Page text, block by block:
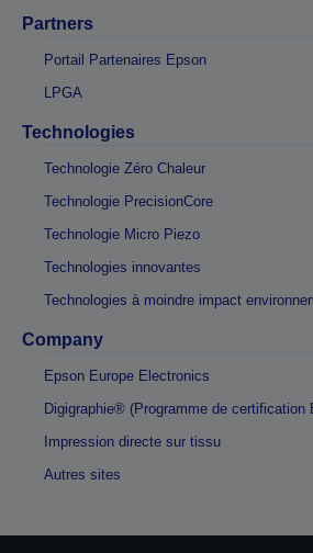
Partners
Portail Partenaires Epson
LPGA
Technologies
Technologie Zéro Chaleur
Technologie PrecisionCore
Technologie Micro Piezo
Technologies innovantes
Technologies à moindre impact
Company
Epson Europe Electronics
Digigraphie® (Programme de certification
Impression directe sur tissu
Autres sites